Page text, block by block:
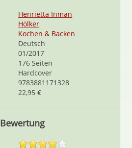
Henrietta Inman
Hölker
Kochen & Backen
Deutsch
01/2017
176 Seiten
Hardcover
9783881171328
22,95 €
Bewertung